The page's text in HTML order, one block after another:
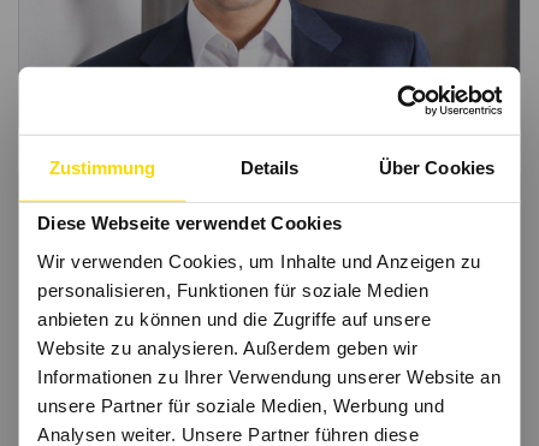
Zustimmung Details Über Cookies
Diese Webseite verwendet Cookies
Wir verwenden Cookies, um Inhalte und Anzeigen zu
personalisieren, Funktionen für soziale Medien
anbieten zu können und die Zugriffe auf unsere
Website zu analysieren. Außerdem geben wir
Informationen zu Ihrer Verwendung unserer Website an
unsere Partner für soziale Medien, Werbung und
Analysen weiter. Unsere Partner führen diese
Dr. Albert Dürr, Geschäftsführer WOLFF & MÜLLER